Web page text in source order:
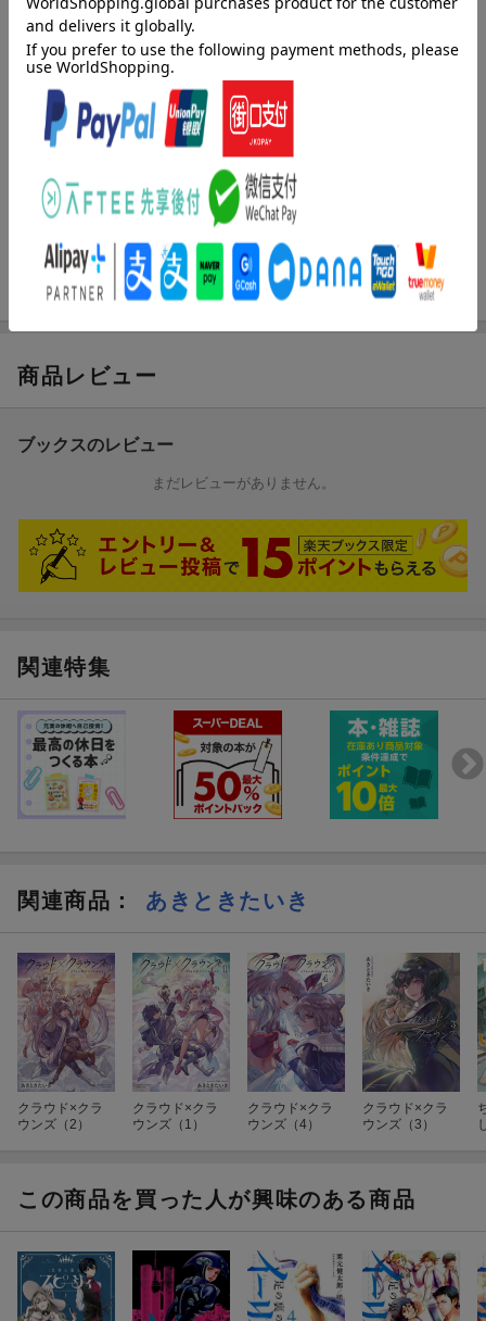
村を燃やされたナスは復讐を誓う。
ここは野菜たちの国・採菜国。
ナスが暮らす茄子天村は祭りの準備で賑わっていた。
だがその日、土掘りから戻った村の守護役・なななが目にしたの
燃え落ちる家々と黒焦げになった仲間の姿だった…。
生き残ったのは、なななただひとり。
「奪われたから、奪うまでだ。」
商品レビュー
ブックスのレビュー
まだレビューがありません。
関連特集
関連商品 ： あきときたいき
クラウド×クラ
ウンズ（2）
クラウド×クラ
ウンズ（1）
クラウド×クラ
ウンズ（4）
クラウド×クラ
ウンズ（3）
この商品を買った人が興味のある商品